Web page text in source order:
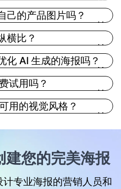
AI 即可生成包含优化布
完整设计——通常在 60 秒内
己的产品图片吗？
横比？
化 AI 生成的海报吗？
试用吗？
用的视觉风格？
建您的完美海报
专业海报的营销人员和